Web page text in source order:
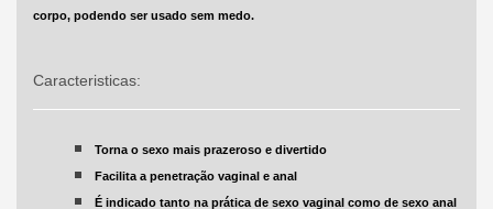
corpo, podendo ser usado sem medo.
Caracteristicas:
Torna o sexo mais prazeroso e divertido
Facilita a penetração vaginal e anal
É indicado tanto na prática de sexo vaginal como de sexo anal